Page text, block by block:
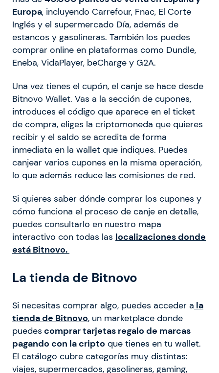
Europa, incluyendo Carrefour, Fnac, El Corte
Inglés y el supermercado Día, además de
estancos y gasolineras. También los puedes
comprar online en plataformas como Dundle,
Eneba, VidaPlayer, beCharge y G2A.
Una vez tienes el cupón, el canje se hace desde
Bitnovo Wallet. Vas a la sección de cupones,
introduces el código que aparece en el ticket
de compra, eliges la criptomoneda que quieres
recibir y el saldo se acredita de forma
inmediata en la wallet que indiques. Puedes
canjear varios cupones en la misma operación,
lo que además reduce las comisiones de red.
Si quieres saber dónde comprar los cupones y
cómo funciona el proceso de canje en detalle,
puedes consultarlo en nuestro mapa
interactivo con todas las localizaciones donde
está Bitnovo.
La tienda de Bitnovo
Si necesitas comprar algo, puedes acceder a la
tienda de Bitnovo, un marketplace donde
puedes comprar tarjetas regalo de marcas
pagando con la cripto que tienes en tu wallet.
El catálogo cubre categorías muy distintas:
viajes, supermercados, gasolineras, gaming,